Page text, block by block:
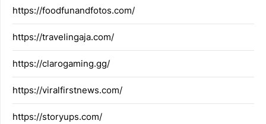
https://foodfunandfotos.com/
https://travelingaja.com/
https://clarogaming.gg/
https://viralfirstnews.com/
https://storyups.com/